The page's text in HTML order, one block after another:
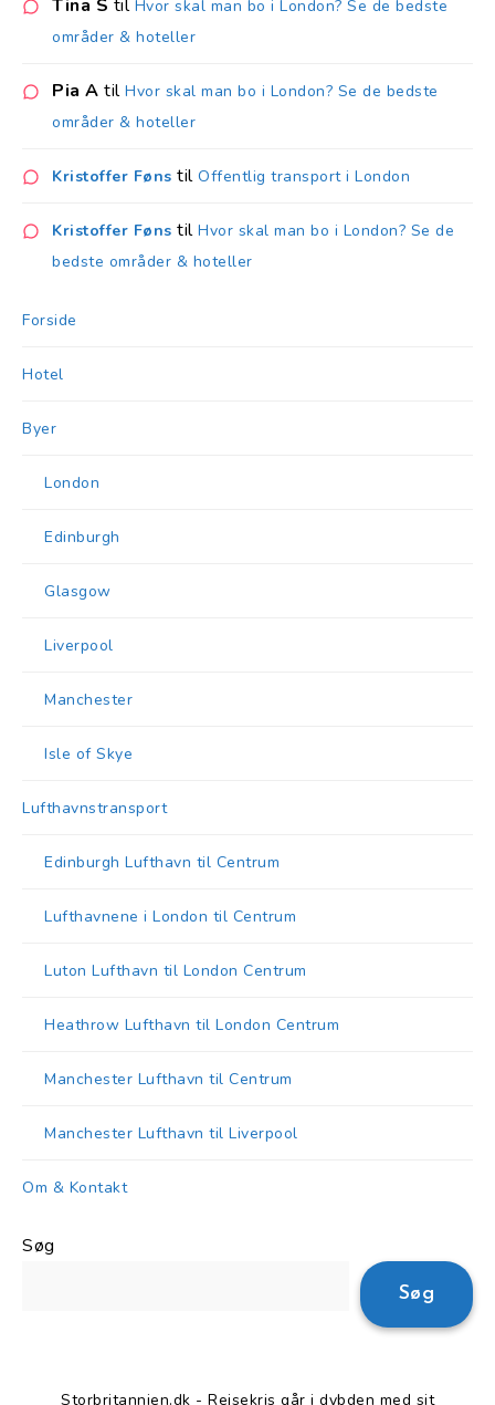
Tina S til Hvor skal man bo i London? Se de bedste
områder & hoteller
Pia A til Hvor skal man bo i London? Se de bedste
områder & hoteller
Kristoffer Føns til Offentlig transport i London
Kristoffer Føns til Hvor skal man bo i London? Se de
bedste områder & hoteller
Forside
Hotel
Byer
London
Edinburgh
Glasgow
Liverpool
Manchester
Isle of Skye
Lufthavnstransport
Edinburgh Lufthavn til Centrum
Lufthavnene i London til Centrum
Luton Lufthavn til London Centrum
Heathrow Lufthavn til London Centrum
Manchester Lufthavn til Centrum
Manchester Lufthavn til Liverpool
Om & Kontakt
Søg
Søg
Storbritannien.dk - Rejsekris går i dybden med sit